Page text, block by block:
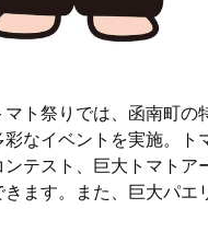
ト祭りでは、函南町の
彩なイベントを実施。ト
テスト、巨大トマトア
ます。また、巨大パエ